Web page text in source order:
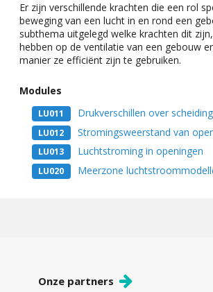
Er zijn verschillende krachten die een rol
beweging van een lucht in en rond een
subthema uitgelegd welke krachten dit
hebben op de ventilatie van een gebouw
manier ze efficiënt zijn te gebruiken.
Modules
LU011 Drukverschillen over
LU012 Stromingsweerstand van
LU013 Luchtstroming in openingen
LU020 Meerzone
Onze partners